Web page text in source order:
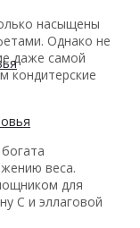
насыщены
Однако не
даже самой
кондитерские
веса.
для
C и эллаговой